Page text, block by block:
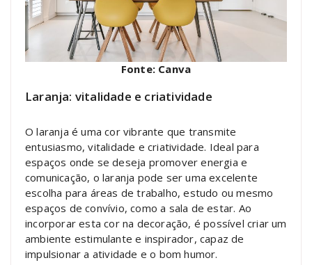
Fonte: Canva
Laranja: vitalidade e criatividade
O laranja é uma cor vibrante que transmite
entusiasmo, vitalidade e criatividade. Ideal para
espaços onde se deseja promover energia e
comunicação, o laranja pode ser uma excelente
escolha para áreas de trabalho, estudo ou mesmo
espaços de convívio, como a sala de estar. Ao
incorporar esta cor na decoração, é possível criar um
ambiente estimulante e inspirador, capaz de
impulsionar a atividade e o bom humor.